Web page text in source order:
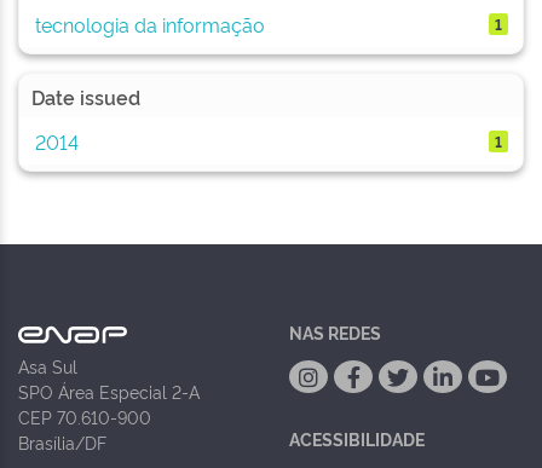
tecnologia da informação 1
Date issued
2014
1
Asa Sul
SPO Área Especial 2-A
CEP 70.610-900
Brasília/DF
NAS REDES
ACESSIBILIDADE